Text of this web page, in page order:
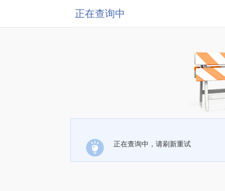
正在查询中
正在查询中，请刷新重试